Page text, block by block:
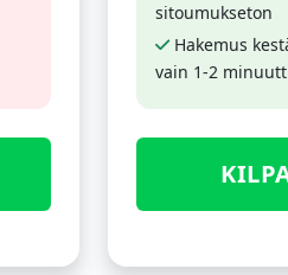
sitoumukseton
Hakemus
vain 1-2